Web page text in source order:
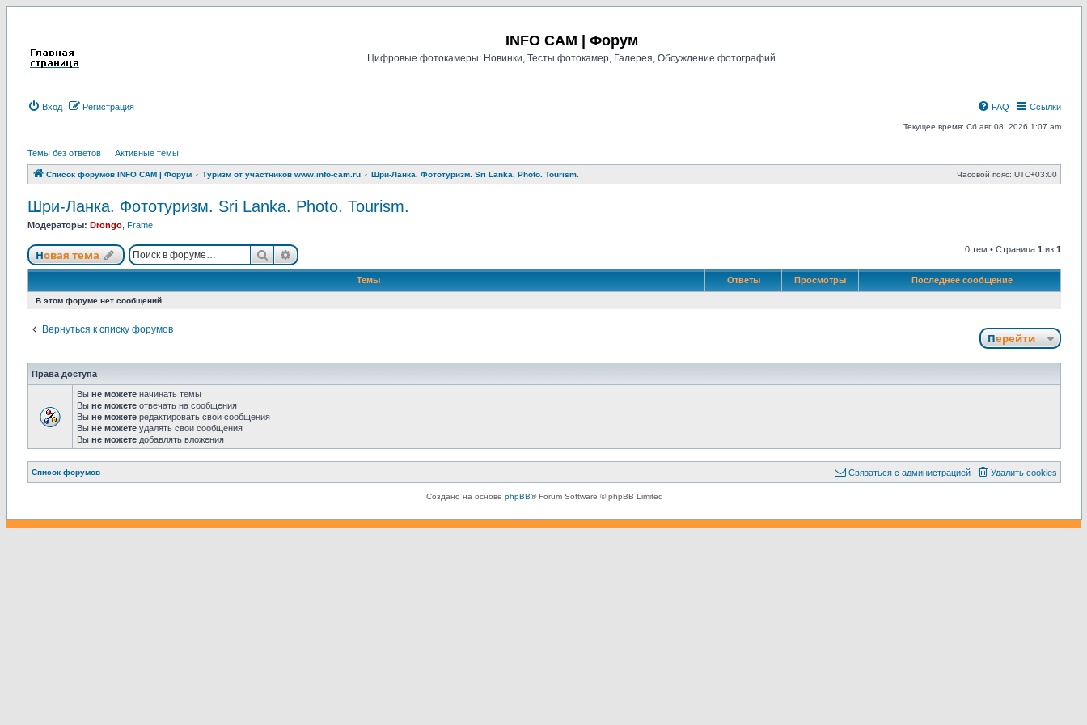
INFO CAM | Форум
Цифровые фотокамеры: Новинки, Тесты фотокамер, Галерея, Обсуждение фотографий
Вход Регистрация Ссылки
FAQ
Текущее время: Сб авг 08, 2026 1:07 am
Темы без ответов | Активные темы
Список форумов INFO CAM | Форум Туризм от участников www.info-cam.ru Шри-Ланка. Фототуризм. Sri Lanka. Photo. Tourism. Часовой пояс: UTC+03:00
Шри-Ланка. Фототуризм. Sri Lanka. Photo. Tourism.
Модераторы: Drongo Frame
Новая тема
Новая тема ПоискРасширенный поиск 0 тем • Страница 1 из 1
Темы Ответы Просмотры Последнее сообщение
В этом форуме нет сообщений.
Вернуться к списку форумов
Перейти
Права доступа
Вы не можете начинать темы
Вы не можете отвечать на сообщения
Вы не можете редактировать свои сообщения
Вы не можете удалять свои сообщения
Вы не можете добавлять вложения
Список форумов Удалить cookies
Связаться с
Связаться с администрацией
Создано на основе phpBB® Forum Software © phpBB Limited